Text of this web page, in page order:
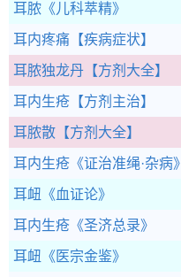
耳脓 《儿科萃精》
耳内疼痛 【疾病症状】
耳脓独龙丹 【方剂大全】
耳内生疮 【方剂主治】
耳脓散 【方剂大全】
耳内生疮 《证治准绳·杂病》
耳衄 《血证论》
耳内生疮 《圣济总录》
耳衄 《医宗金鉴》